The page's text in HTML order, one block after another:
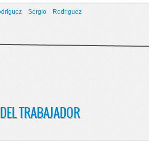
Sergio
Rodriguez
TRABAJADOR